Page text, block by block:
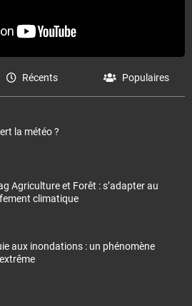
Récents Populaires
la météo ?
Agriculture et Forêt : s’adapter au
climatique
aux inondations : un phénomène